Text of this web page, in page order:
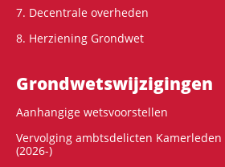
7. Decentrale overheden
8. Herziening Grondwet
Grondwets­wijzigingen
Aanhangige wetsvoorstellen
Vervolging ambtsdelicten
(2026-)